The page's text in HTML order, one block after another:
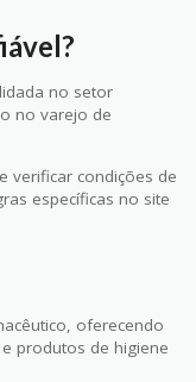
no setor
no varejo de
verificar condições de
específicas no site
oferecendo
produtos de higiene